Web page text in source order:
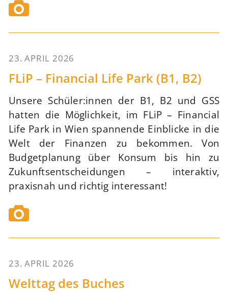
23. APRIL 2026
FLiP – Financial Life Park (B1, B2)
Unsere Schüler:innen der B1, B2 und GSS
hatten die Möglichkeit, im FLiP – Financial
Life Park in Wien spannende Einblicke in die
Welt der Finanzen zu bekommen. Von
Budgetplanung über Konsum bis hin zu
Zukunftsentscheidungen – interaktiv,
praxisnah und richtig interessant!
23. APRIL 2026
Welttag des Buches